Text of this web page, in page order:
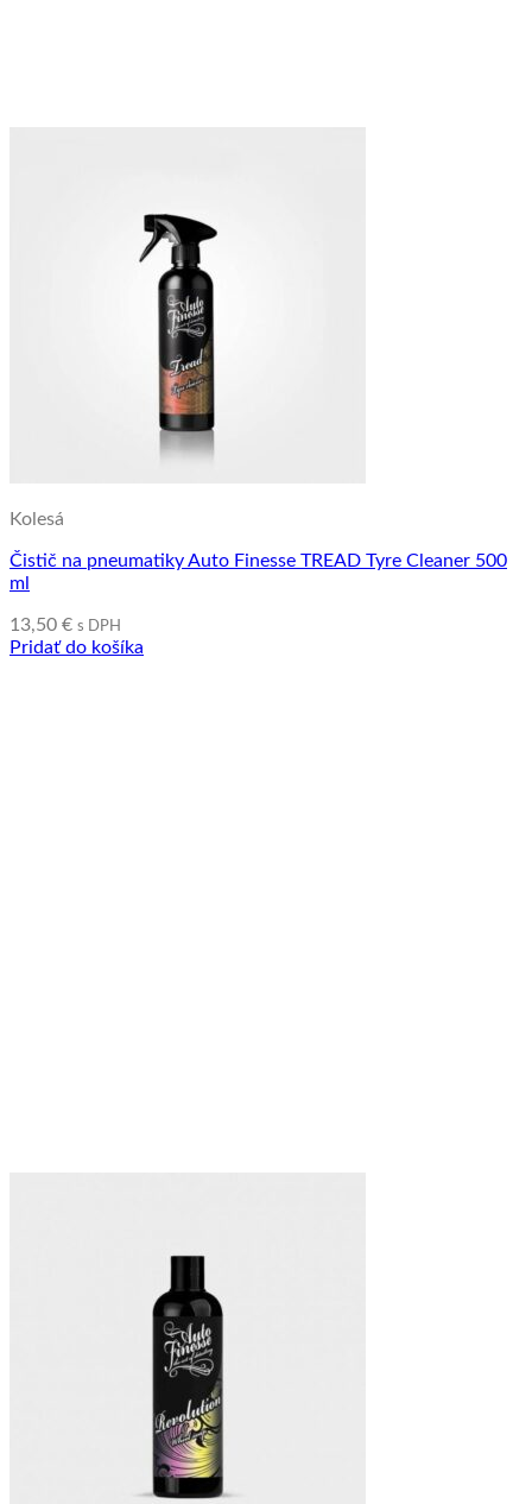
Kolesá
Čistič na pneumatiky Auto Finesse TREAD Tyre Cleaner 500
ml
13,50 € s DPH
Pridať do košíka